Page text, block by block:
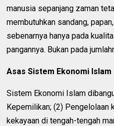
manusia sepanjang zaman
membutuhkan sandang,
sebenarnya hanya pada
pangannya. Bukan pada
Asas Sistem Ekonomi Islam
Sistem Ekonomi Islam
Kepemilikan; (2) Pengelolaan
kekayaan di tengah-tengah